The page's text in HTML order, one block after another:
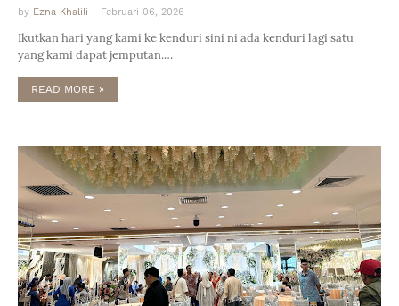
by Ezna Khalili - Februari 06, 2026
Ikutkan hari yang kami ke kenduri sini ni ada kenduri lagi satu
yang kami dapat jemputan.…
READ MORE »